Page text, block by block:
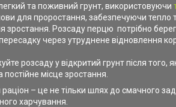
легкий та поживний грунт, використовуючи
для проростання, забезпечуючи
Розсаду перцю потрібно
через утруднене відновлення
розсаду у відкритий грунт після
місце зростання.
– це не тільки шлях до смачного
харчування.